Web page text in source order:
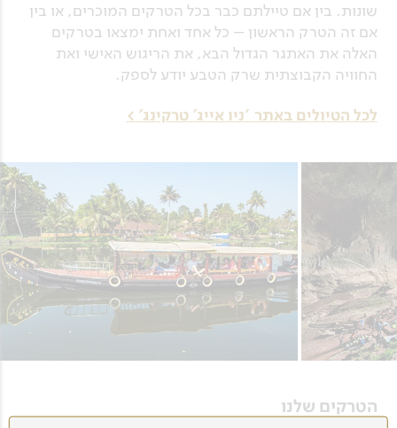
שונות. בין אם טיילתם כבר בכל הטרקים המוכרים, או בין
אם זה הטרק הראשון – כל אחד ואחת ימצאו בטרקים
האלה את האתגר הגדול הבא, את הריגוש האישי ואת
החוויה הקבוצתית שרק הטבע יודע לספק.
לכל הטיולים באתר 'ניו אייג' טרקינג' >
הטרקים שלנו